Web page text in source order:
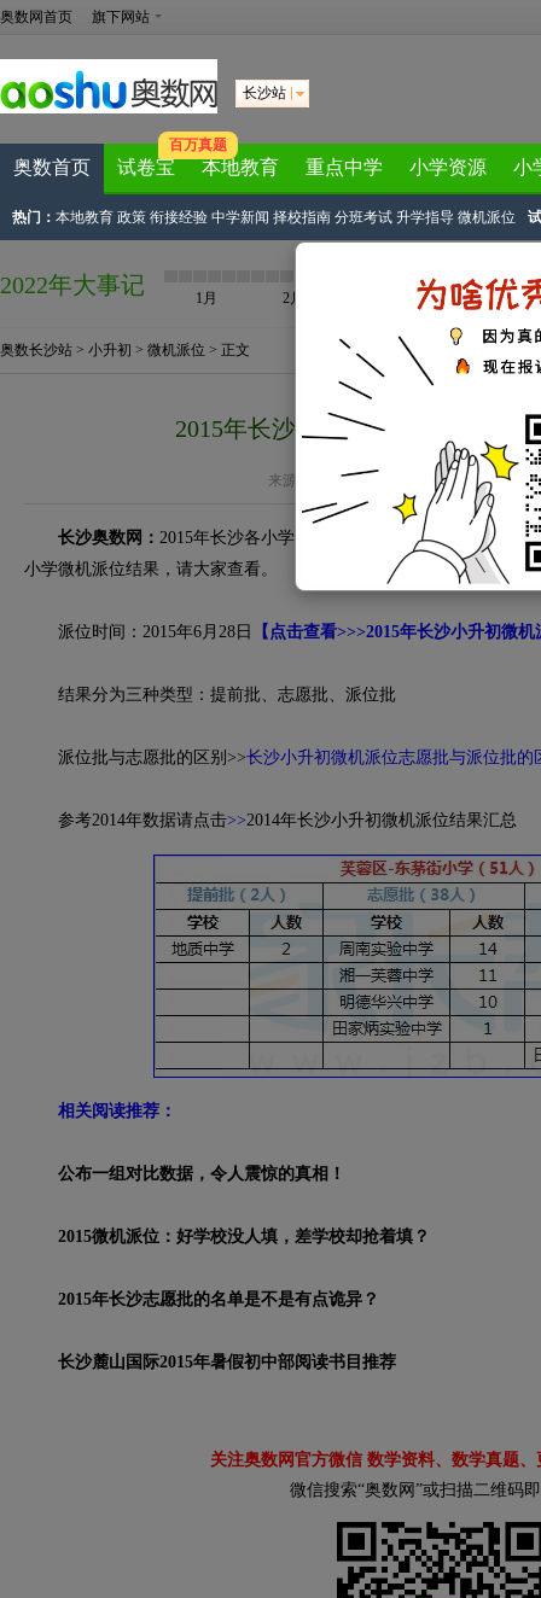
奥数网首页 旗下网站
长沙站
奥数首页 试卷宝
百万真题
本地教育 重点中学 小学资源 小
热门： 本地教育 政策 衔接经验 中学新闻 择校指南 分班考试 升学指导 微机派位
2022年大事记 1月 2月 4月
奥数长沙站 > 小升初 > 微机派位 > 正文
2015年长沙芙蓉区东茅街小学小
来源： 长沙奥数网 作者：v沫陌v 2015-
长沙奥数网： 2015年长沙各小学小升初微机派位录取结果已经
小学微机派位结果，请大家查看。
派位时间：2015年6月28日 【点击查看>>>2015年长沙小升初微
结果分为三种类型：提前批、志愿批、派位批
派位批与志愿批的区别>>长沙小升初微机派位志愿批与派位批的
参考2014年数据请点击>>2014年长沙小升初微机派位结果汇总
相关阅读推荐：
公布一组对比数据，令人震惊的真相！
2015微机派位：好学校没人填，差学校却抢着填？
2015年长沙志愿批的名单是不是有点诡异？
长沙麓山国际2015年暑假初中部阅读书目推荐
关注奥数网官方微信 数学资料、数学真题
微信搜索“奥数网”或扫描二维码